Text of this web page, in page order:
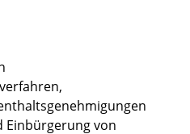
Einbürgerung von